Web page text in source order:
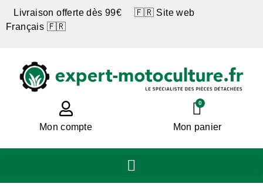
Livraison offerte dès 99€ 🇫🇷 Site web
Français 🇫🇷
Mon compte
0
Mon panier